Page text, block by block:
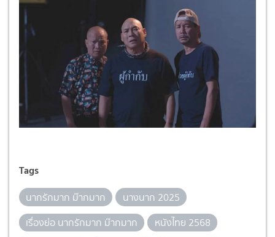
Tags
นากรักมาก ม๊ากมาก
นางนาก 2025
เรื่องย่อ นากรักมาก ม๊ากมาก
หนังไทย 2568